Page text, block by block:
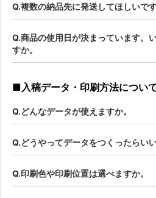
Q.複数の納品先に発送してほしいです
Q.商品の使用日が決まっています。
すか。
■入稿データ・印刷方法につい
Q.どんなデータが使えますか。
Q.どうやってデータをつくったらい
Q.印刷色や印刷位置は選べますか。